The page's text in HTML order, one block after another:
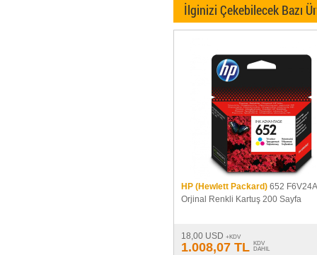
İlginizi Çekebilecek Bazı
HP (Hewlett Packard) 652
Orjinal Renkli Kartuş 200 Sayfa
18,00 USD +KDV
1.008,07 TL
KDV
DAHIL